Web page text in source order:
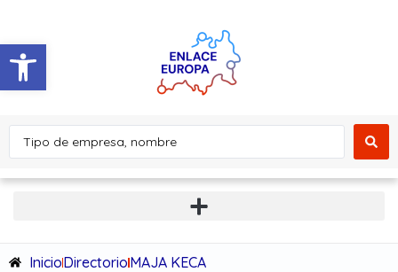
Abrir barra de herramientas
InicioDirectorioMAJA KECA